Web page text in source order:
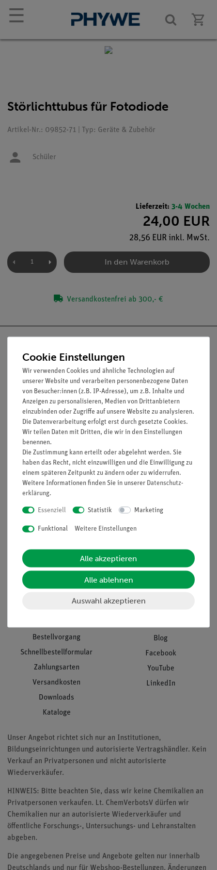
☰
Störlichttubus für Fotodiode
Artikel-Nr.: 09852-71 | Typ: Geräte & Zubehör
Schüler
Lieferzeit: 3-4 Wochen
24,00 EUR
28,56 EUR inkl. MwSt.
In den Warenkorb
Versandkostenfrei ab 300,- €
Nach oben
Informationen
Unternehmen
Projekte und Lösungen
Presse
Stellenangebote
Kontakt
AGB
Service
Übersicht Service
Beratung & Showroom
Inventarisierungs- &
Inbetriebnahme & Schulungen
Download &
Support
Bestellvorgang
Schnellbestellformular
Zahlungsarten
Versandkosten
Downloads
Kataloge
Social Media
Blog
Facebook
YouTube
LinkedIn
Unser Angebot richtet sich nur an Institutionen,
Bildungseinrichtungen und autorisierte Vertragshändler. Kein
Verkauf an Privatpersonen und nicht autorisierte
Wiederverkäufer.
HINWEIS: Bitte beachten Sie, dass wir keine Chemikalien an
Privatpersonen verkaufen. Lt. ChemVerbotsV dürfen wir
Chemikalien nur an autorisierte Wiederverkäufer und
öffentliche Forschungs-, Untersuchungs- und Lehranstalten
abgeben.
Die angegebenen Preise und Angebote gelten nur innerhalb
Deutschlands und nur für Webshop-Bestellungen. Änderungen
Cookie Einstellungen
Wir verwenden Cookies und ähnliche Technologien auf
unserer Website und verarbeiten personenbezogene Daten
von Besucher:innen (z.B. IP-Adresse), um z.B. Inhalte und
Anzeigen zu personalisieren, Medien von Drittanbietern
einzubinden oder Zugriffe auf unsere Website zu analysieren.
Die Datenverarbeitung erfolgt erst durch gesetzte Cookies.
Wir teilen Daten mit Dritten, die wir in den Einstellungen
benennen.
Die Zustimmung kann erteilt oder abgelehnt werden. Sie
haben das Recht, nicht einzuwilligen und die Einwilligung zu
einem späteren Zeitpunkt zu ändern oder zu widerrufen.
Weitere Informationen finden Sie in unserer Daten­schutz­
erklärung.
Essenziell Statistik Marketing
Funktional Weitere Einstellungen
Alle akzeptieren
Alle ablehnen
Auswahl akzeptieren